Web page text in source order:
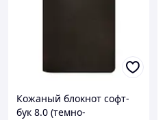
Кожаный блокнот софт-
бук 8.0 (темно-